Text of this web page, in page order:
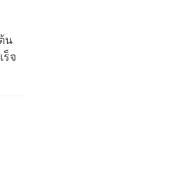
น
จ